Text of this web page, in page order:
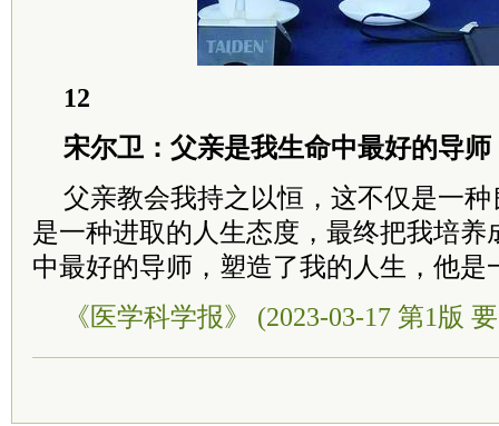
12
宋尔卫：父亲是我生命中最好的导师
父亲教会我持之以恒，这不仅是一
是一种进取的人生态度，最终把我培养
中最好的导师，塑造了我的人生，他是
《医学科学报》 (2023-03-17 第1版